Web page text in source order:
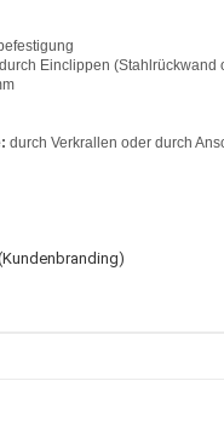
durch Einclippen (Stahlrückwand
durch Verkrallen oder durch